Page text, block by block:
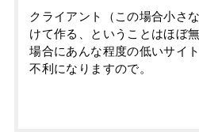
クライアント（この場合小さ
けて作る、ということはほぼ
場合にあんな程度の低いサイ
不利になりますので。